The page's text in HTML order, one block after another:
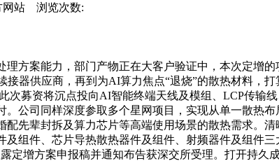
网站 浏览次数:
案能力，部门产物正在大客户验证中，本次定增
器供应商，再到为AI算力焦点“退烧”的散热材料，
次募资将沉点投向AI智能终端天线及模组、LCP传输
公司同样深度参取多个星网项目，实现从单一散热
先辈封拆及算力芯片等高端使用场景的散热需求。
组件、芯片导热散热器件及组件、射频器件及组件
定增方案申报稿并通知布告获深交所受理。打开持